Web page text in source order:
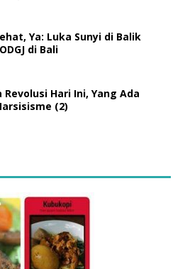
Ya: Luka Sunyi di Balik
di Bali
Revolusi Hari Ini, Yang Ada
(2)